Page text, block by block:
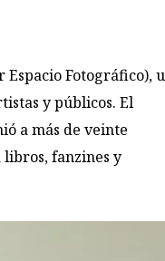
Fotográfico),
y públicos. El
a más de veinte
libros, fanzines y